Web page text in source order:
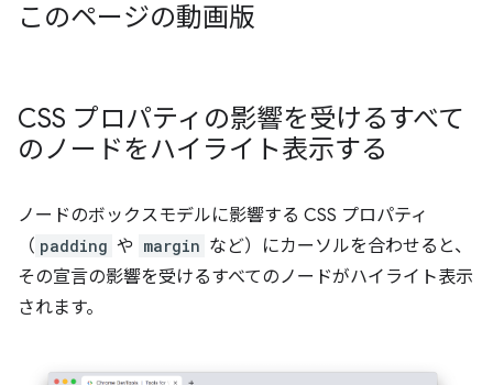
このページの動画版
CSS プロパティの影響を受けるすべて
のノードをハイライト表示する
ノードのボックスモデルに影響する CSS プロパティ
（ padding や margin など）にカーソルを合わせると、
その宣言の影響を受けるすべてのノードがハイライト表示
されます。